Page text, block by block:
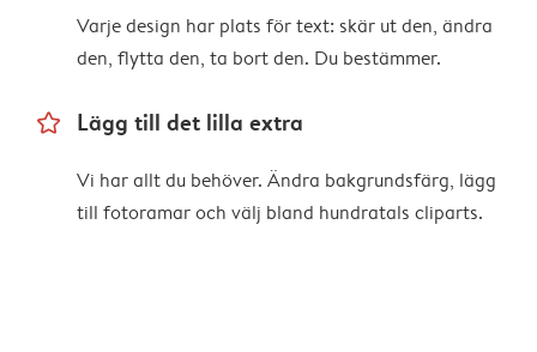
Varje design har plats för text: skär ut den, ändra
den, flytta den, ta bort den. Du bestämmer.
star_outline Lägg till det lilla extra
Vi har allt du behöver. Ändra bakgrundsfärg, lägg
till fotoramar och välj bland hundratals cliparts.